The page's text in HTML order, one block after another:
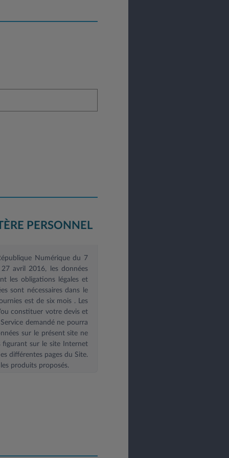
PERSONNEL
Numérique du 7
avril 2016, les données
les obligations légales et
sont nécessaires dans le
est de six mois . Les
ou constituer votre devis et
demandé ne pourra
sur le présent site ne
figurant sur le site Internet
différentes pages du Site.
produits proposés.